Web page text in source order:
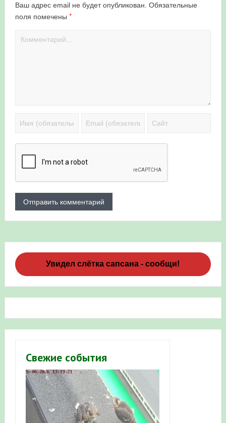
Ваш адрес email не будет опубликован. Обязательные
поля помечены *
Увидел слётка сапсана - сообщи!
Свежие события